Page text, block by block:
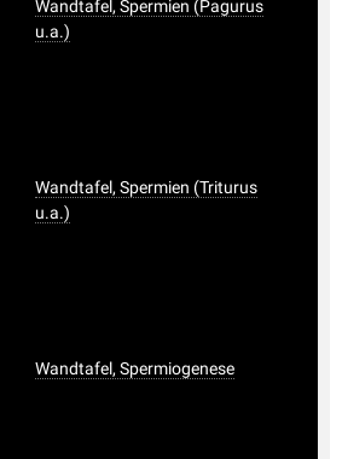
Wandtafel, Spermien (Pagurus
u.a.)
Wandtafel, Spermien (Triturus
u.a.)
Wandtafel, Spermiogenese